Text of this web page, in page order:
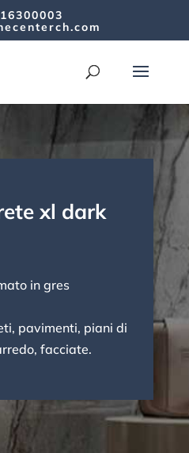
xl dark
in gres
pavimenti, piani di
facciate.